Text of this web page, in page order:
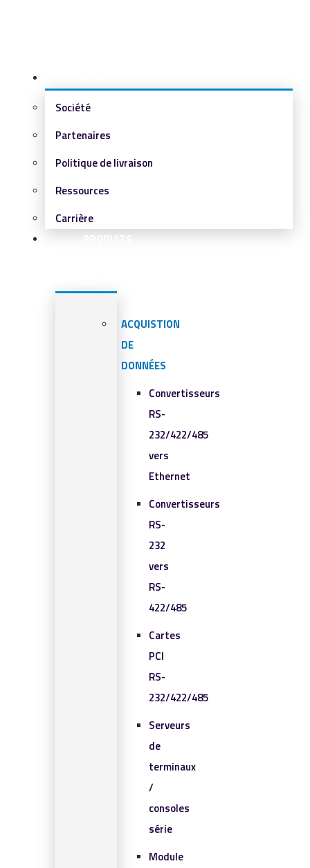
Société
Partenaires
Politique de livraison
Ressources
Carrière
PRODUITS
ACQUISTION
DE
DONNÉES
Convertisseurs
RS-
232/422/485
vers
Ethernet
Convertisseurs
RS-
232
vers
RS-
422/485
Cartes
PCI
RS-
232/422/485
Serveurs
de
terminaux
/
consoles
série
Module